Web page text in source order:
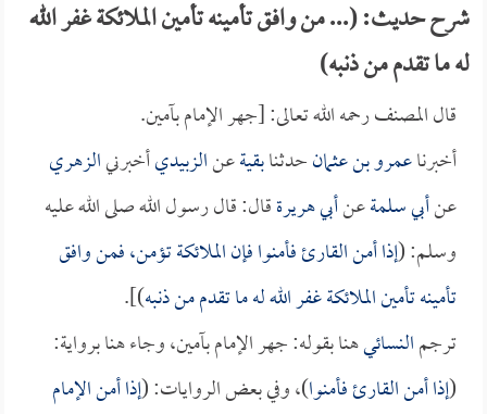
شرح حديث: (... من وافق تأمينه تأمين الملائكة غفر الله
له ما تقدم من ذنبه)
قال المصنف رحمه الله تعالى: [جهر الإمام بآمين.
أخبرناعمرو بن عثمانحدثنابقيةعنالزبيديأخبرنيالزهري
عنأبي سلمةعنأبي هريرةقال: قال رسول الله صلى الله عليه
وسلم: (إذا أمن القارئ فأمنوا فإن الملائكة تؤمن، فمن وافق
تأمينه تأمين الملائكة غفر الله له ما تقدم من ذنبه)].
ترجمالنسائيهنا بقوله: جهر الإمام بآمين، وجاء هنا برواية:
(إذا أمن القارئ فأمنوا)، وفي بعض الروايات: (إذا أمن الإمام